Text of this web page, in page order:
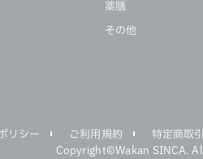
薬膳
その他
リシー ご利用規約
特定商取
Copyright©Wakan SINCA.